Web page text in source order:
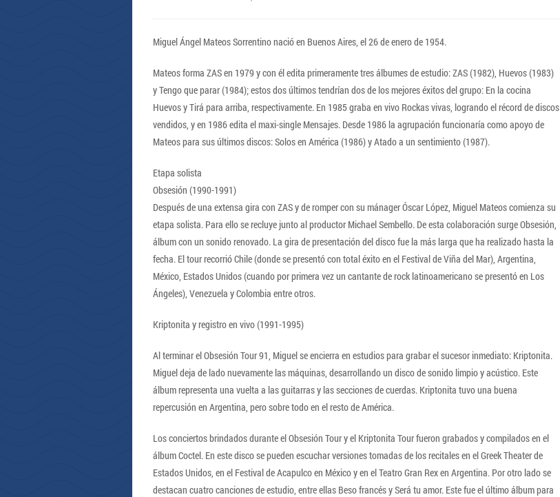
Miguel Ángel Mateos Sorrentino nació en Buenos Aires, el 26 de enero de 1954.
Mateos forma ZAS en 1979 y con él edita primeramente tres álbumes de estudio: ZAS (1982), Huevos (1983)
y Tengo que parar (1984); estos dos últimos tendrían dos de los mejores éxitos del grupo: En la cocina
Huevos y Tirá para arriba, respectivamente. En 1985 graba en vivo Rockas vivas, logrando el récord de discos
vendidos, y en 1986 edita el maxi-single Mensajes. Desde 1986 la agrupación funcionaría como apoyo de
Mateos para sus últimos discos: Solos en América (1986) y Atado a un sentimiento (1987).
Etapa solista
Obsesión (1990-1991)
Después de una extensa gira con ZAS y de romper con su mánager Óscar López, Miguel Mateos comienza su
etapa solista. Para ello se recluye junto al productor Michael Sembello. De esta colaboración surge Obsesión,
álbum con un sonido renovado. La gira de presentación del disco fue la más larga que ha realizado hasta la
fecha. El tour recorrió Chile (donde se presentó con total éxito en el Festival de Viña del Mar), Argentina,
México, Estados Unidos (cuando por primera vez un cantante de rock latinoamericano se presentó en Los
Ángeles), Venezuela y Colombia entre otros.
Kriptonita y registro en vivo (1991-1995)
Al terminar el Obsesión Tour 91, Miguel se encierra en estudios para grabar el sucesor inmediato: Kriptonita.
Miguel deja de lado nuevamente las máquinas, desarrollando un disco de sonido limpio y acústico. Este
álbum representa una vuelta a las guitarras y las secciones de cuerdas. Kriptonita tuvo una buena
repercusión en Argentina, pero sobre todo en el resto de América.
Los conciertos brindados durante el Obsesión Tour y el Kriptonita Tour fueron grabados y compilados en el
álbum Coctel. En este disco se pueden escuchar versiones tomadas de los recitales en el Greek Theater de
Estados Unidos, en el Festival de Acapulco en México y en el Teatro Gran Rex en Argentina. Por otro lado se
destacan cuatro canciones de estudio, entre ellas Beso francés y Será tu amor. Este fue el último álbum para